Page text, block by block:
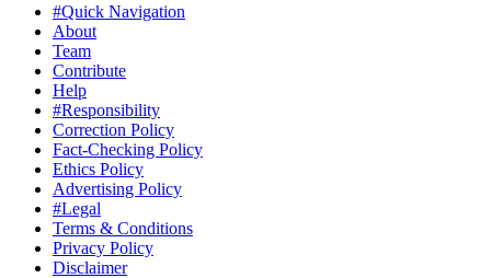
#Quick Navigation
About
Team
Contribute
Help
#Responsibility
Correction Policy
Fact-Checking Policy
Ethics Policy
Advertising Policy
#Legal
Terms & Conditions
Privacy Policy
Disclaimer